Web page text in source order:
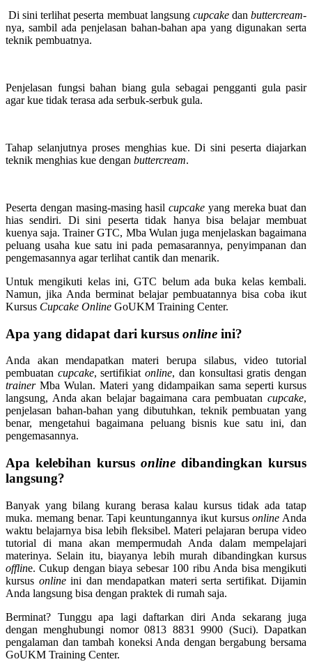
Di sini terlihat peserta membuat langsung cupcakedanbuttercream-
nya, sambil ada penjelasan bahan-bahan apa yang digunakan serta
teknik pembuatnya.
Penjelasan fungsi bahan biang gula sebagai pengganti gula pasir
agar kue tidak terasa ada serbuk-serbuk gula.
Tahap selanjutnya proses menghias kue. Di sini peserta diajarkan
teknik menghias kue dengan buttercream.
Peserta dengan masing-masing hasil cupcake yang mereka buat dan
hias sendiri. Di sini peserta tidak hanya bisa belajar membuat
kuenya saja. Trainer GTC, Mba Wulan juga menjelaskan bagaimana
peluang usaha kue satu ini pada pemasarannya, penyimpanan dan
pengemasannya agar terlihat cantik dan menarik.
Untuk mengikuti kelas ini, GTC belum ada buka kelas kembali.
Namun, jika Anda berminat belajar pembuatannya bisa coba ikut
Kursus Cupcake Online GoUKM Training Center.
Apa yang didapat dari kursus online ini?
Anda akan mendapatkan materi berupa silabus, video tutorial
pembuatan cupcake, sertifikiatonline, dan konsultasi gratis dengan
trainerMba Wulan. Materi yang didampaikan sama seperti kursus
langsung, Anda akan belajar bagaimana cara pembuatan cupcake,
penjelasan bahan-bahan yang dibutuhkan, teknik pembuatan yang
benar, mengetahui bagaimana peluang bisnis kue satu ini, dan
pengemasannya.
Apa kelebihan kursus online dibandingkan kursus
langsung?
Banyak yang bilang kurang berasa kalau kursus tidak ada tatap
muka. memang benar. Tapi keuntungannya ikut kursusonline Anda
waktu belajarnya bisa lebih fleksibel. Materi pelajaran berupa video
tutorial di mana akan mempermudah Anda dalam mempelajari
materinya. Selain itu, biayanya lebih murah dibandingkan kursus
offline. Cukup dengan biaya sebesar 100 ribu Anda bisa mengikuti
kursus onlineini dan mendapatkan materi serta sertifikat. Dijamin
Anda langsung bisa dengan praktek di rumah saja.
Berminat? Tunggu apa lagi daftarkan diri Anda sekarang juga
dengan menghubungi nomor 0813 8831 9900 (Suci). Dapatkan
pengalaman dan tambah koneksi Anda dengan bergabung bersama
GoUKM Training Center.